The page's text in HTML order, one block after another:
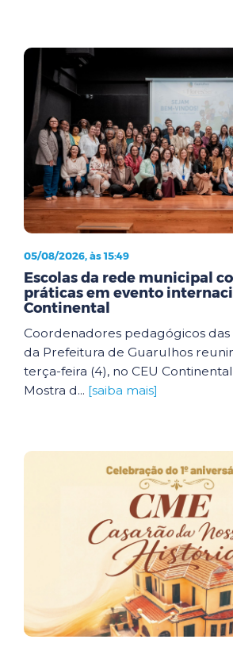
05/08/2026, às 15:49
Escolas da rede municipal
práticas em evento
Continental
Coordenadores pedagógicos das
da Prefeitura de Guarulhos
terça-feira (4), no CEU
Mostra d... [saiba mais]